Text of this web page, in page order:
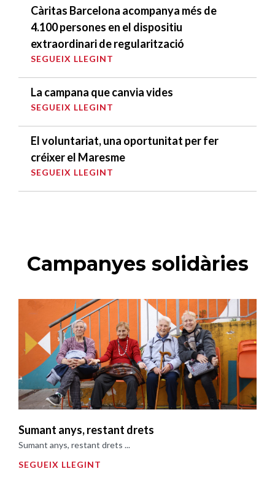
Càritas Barcelona acompanya més de
4.100 persones en el dispositiu
extraordinari de regularització
SEGUEIX LLEGINT
La campana que canvia vides
SEGUEIX LLEGINT
El voluntariat, una oportunitat per fer
créixer el Maresme
SEGUEIX LLEGINT
Campanyes solidàries
Sumant anys, restant drets
Sumant anys, restant drets ...
SEGUEIX LLEGINT